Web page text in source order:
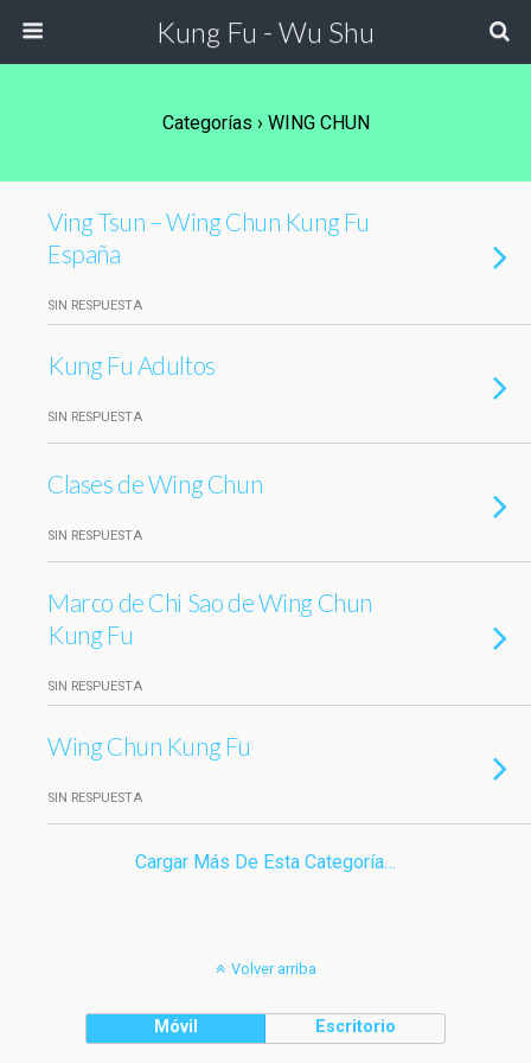
Kung Fu - Wu Shu
Categorías › WING CHUN
Ving Tsun – Wing Chun Kung Fu
España
SIN RESPUESTA
Kung Fu Adultos
SIN RESPUESTA
Clases de Wing Chun
SIN RESPUESTA
Marco de Chi Sao de Wing Chun
Kung Fu
SIN RESPUESTA
Wing Chun Kung Fu
SIN RESPUESTA
Cargar Más De Esta Categoría…
Volver arriba
Móvil Escritorio